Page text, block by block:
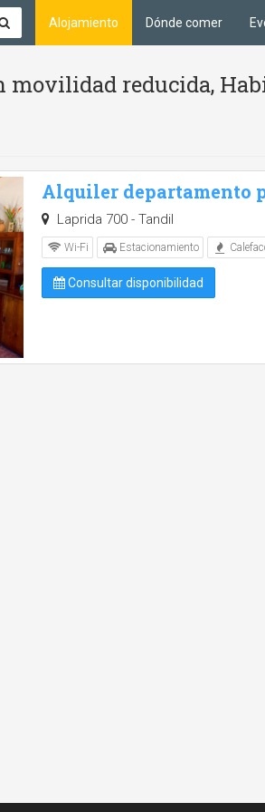
Alojamiento Dónde comer
movilidad reducida,
Alquiler departamento
Laprida 700 - Tandil
Wi-Fi Estacionamiento
Consultar disponibilidad